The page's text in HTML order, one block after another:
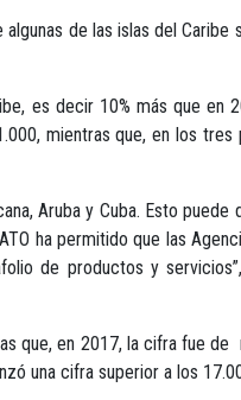
de las islas del
es decir 10% más que en
mientras que, en los
Aruba y Cuba. Esto
ha permitido que las
de productos y
que, en 2017, la cifra fue
una cifra superior a los